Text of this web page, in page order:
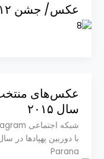
عکس/ جشن ۱۲ سالگی دوربین.نت
عکس‌های
سال ۲۰۱۵
Parana